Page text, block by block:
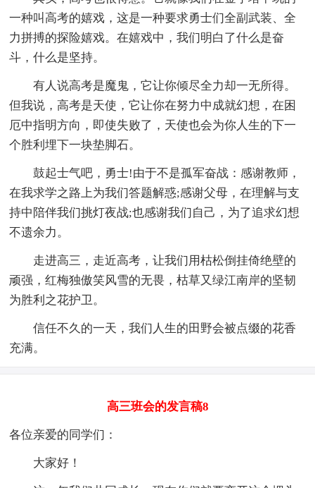
一种叫高考的嬉戏，这是一种要求勇士们全副武装、全
力拼搏的探险嬉戏。在嬉戏中，我们明白了什么是奋
斗，什么是坚持。
有人说高考是魔鬼，它让你倾尽全力却一无所得。
但我说，高考是天使，它让你在努力中成就幻想，在困
厄中指明方向，即使失败了，天使也会为你人生的下一
个胜利埋下一块垫脚石。
鼓起士气吧，勇士!由于不是孤军奋战：感谢教师，
在我求学之路上为我们答题解惑;感谢父母，在理解与支
持中陪伴我们挑灯夜战;也感谢我们自己，为了追求幻想
不遗余力。
走进高三，走近高考，让我们用枯松倒挂倚绝壁的
顽强，红梅独傲笑风雪的无畏，枯草又绿江南岸的坚韧
为胜利之花护卫。
信任不久的一天，我们人生的田野会被点缀的花香
充满。
高三班会的发言稿8
各位亲爱的同学们：
大家好！